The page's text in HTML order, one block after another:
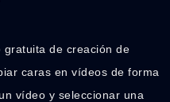
gratuita de creación de
caras en vídeos de forma
vídeo y seleccionar una